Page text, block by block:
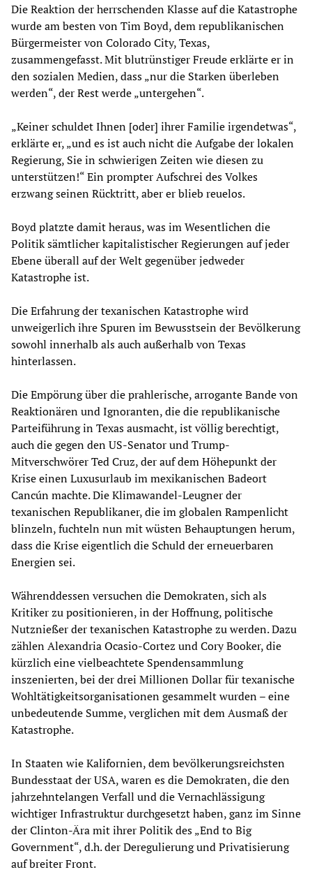
Die Reaktion der herrschenden Klasse auf die Katastrophe
wurde am besten von Tim Boyd, dem republikanischen
Bürgermeister von Colorado City, Texas,
zusammengefasst. Mit blutrünstiger Freude erklärte er in
den sozialen Medien, dass „nur die Starken überleben
werden“, der Rest werde „untergehen“.
„Keiner schuldet Ihnen [oder] ihrer Familie irgendetwas“,
erklärte er, „und es ist auch nicht die Aufgabe der lokalen
Regierung, Sie in schwierigen Zeiten wie diesen zu
unterstützen!“ Ein prompter Aufschrei des Volkes
erzwang seinen Rücktritt, aber er blieb reuelos.
Boyd platzte damit heraus, was im Wesentlichen die
Politik sämtlicher kapitalistischer Regierungen auf jeder
Ebene überall auf der Welt gegenüber jedweder
Katastrophe ist.
Die Erfahrung der texanischen Katastrophe wird
unweigerlich ihre Spuren im Bewusstsein der Bevölkerung
sowohl innerhalb als auch außerhalb von Texas
hinterlassen.
Die Empörung über die prahlerische, arrogante Bande von
Reaktionären und Ignoranten, die die republikanische
Parteiführung in Texas ausmacht, ist völlig berechtigt,
auch die gegen den US-Senator und Trump-
Mitverschwörer Ted Cruz, der auf dem Höhepunkt der
Krise einen Luxusurlaub im mexikanischen Badeort
Cancún machte. Die Klimawandel-Leugner der
texanischen Republikaner, die im globalen Rampenlicht
blinzeln, fuchteln nun mit wüsten Behauptungen herum,
dass die Krise eigentlich die Schuld der erneuerbaren
Energien sei.
Währenddessen versuchen die Demokraten, sich als
Kritiker zu positionieren, in der Hoffnung, politische
Nutznießer der texanischen Katastrophe zu werden. Dazu
zählen Alexandria Ocasio-Cortez und Cory Booker, die
kürzlich eine vielbeachtete Spendensammlung
inszenierten, bei der drei Millionen Dollar für texanische
Wohltätigkeitsorganisationen gesammelt wurden – eine
unbedeutende Summe, verglichen mit dem Ausmaß der
Katastrophe.
In Staaten wie Kalifornien, dem bevölkerungsreichsten
Bundesstaat der USA, waren es die Demokraten, die den
jahrzehntelangen Verfall und die Vernachlässigung
wichtiger Infrastruktur durchgesetzt haben, ganz im Sinne
der Clinton-Ära mit ihrer Politik des „End to Big
Government“, d.h. der Deregulierung und Privatisierung
auf breiter Front.